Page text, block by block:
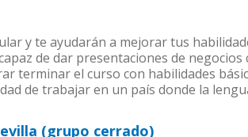
y te ayudarán a mejorar tus
de dar presentaciones de
terminar el curso con habilidades
de trabajar en un país donde la
(grupo cerrado)